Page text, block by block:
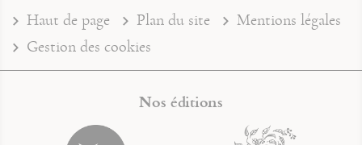
Haut de page Plan du site
Mentions légales
Gestion des cookies
Nos éditions